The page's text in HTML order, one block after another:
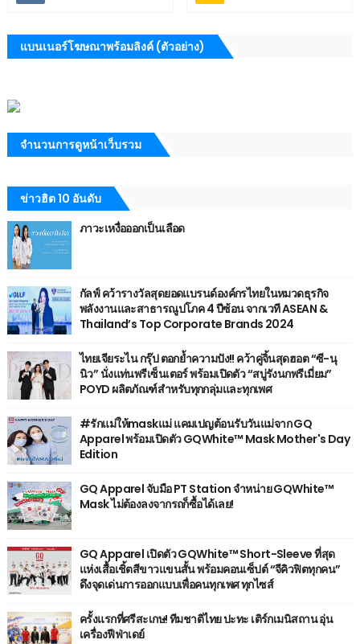
แบนเนอร์โฆษณาพร้อมลิงค์ (ตัวอย่าง)
จำนวนการดูหน้าเว็บรวม
ข่าวฮิต 10 อันดับ
ภาวะเหงื่อออกเป็นเลือด
กัลฟ์ คว้ารางวัลสุดยอดแบรนด์องค์กรไทยในหมวดธุรกิจ
พลังงานและสาธารณูปโภค 4 ปีซ้อน จากเวที ASEAN &
Thailand’s Top Corporate Brands 2024
ไทยเจียระไน กรุ๊ป ตอกย้ำความปัง!! คว้าคู่จิ้นสุดฮอต “ซี-นุ
นิว” นั่งแท่นพรีเซ็นเตอร์ พร้อมเปิดตัว “สบู่รังนกพรีเมี่ยม”
POYD ผลิตภัณฑ์สำหรับทุกกลุ่มและทุกเพศ
#รักแม่ให้maskแม่ แคมเปญต้อนรับวันแม่จาก GQ
Apparel พร้อมเปิดตัว GQWhite™ Mask Mother's Day
Edition
GQ Apparel จับมือ PT Station จำหน่าย GQWhite™
Mask ไม่ต้องลงจากรถก็ซื้อได้เลย!
GQ Apparel เปิดตัว GQWhite™ Short-Sleeve ที่สุด
แห่งเสื้อเชิ้ตสีขาวแขนสั้น พร้อมคอนเซ็ปต์ “จีคิวฟิตทุกคน”
ดึงจุดเด่นการออกแบบเพื่อคนทุกเพศ ทุกไซส์
ครั้งแรกที่ศรีสะเกษ! ทีมชาติไทย ปะทะ เติร์กเมนิสถาน อุ่น
เครื่องฟีฟ่าเดย์